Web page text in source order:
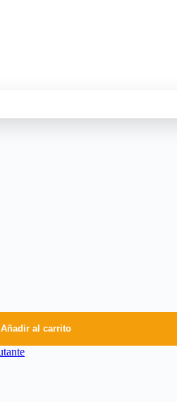
Añadir al carrito